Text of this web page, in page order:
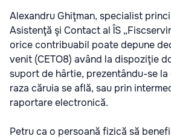
Alexandru Ghiţman, specialist
Asistenţă şi Contact al ÎS
orice contribuabil poate depune
venit (CETO8) având la dispoziţie
suport de hârtie, prezentându-se
raza căruia se află, sau prin
raportare electronică.
Petru ca o persoană fizică să